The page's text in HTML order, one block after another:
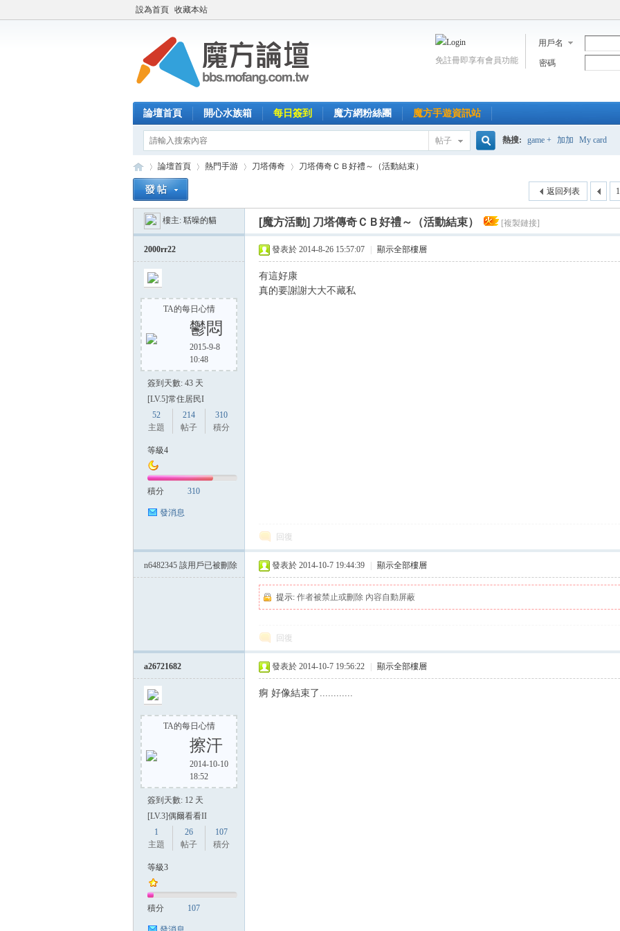
設為首頁 收藏本站
用戶名
密碼
免註冊即享有會員功能
論壇首頁 開心水族箱 每日簽到 魔方網粉絲團 魔方手遊資訊站
帖子
索
熱搜: game + 加加 My card
方
»
論壇首頁 熱門手游 刀塔傳奇
›
刀塔傳奇ＣＢ好禮～（活動結束）
1
返回列表
樓主: 聒噪的貓 [魔方活動] 刀塔傳奇ＣＢ好禮～（活動結束） [複製鏈接]
2000rr22
TA的每日心情
鬱悶
2015-9-8
10:48
簽到天數: 43 天
[LV.5]常住居民I
52
主題
214
帖子
310
積分
等級4
積分 310
發消息
發表於 2014-8-26 15:57:07 顯示全部樓層
有這好康
真的要謝謝大大不藏私
回復
n6482345 該用戶已被刪除 發表於 2014-10-7 19:44:39 顯示全部樓層
提示: 作者被禁止或刪除 內容自動屏蔽
回復
a26721682
TA的每日心情
擦汗
2014-10-10
18:52
簽到天數: 12 天
[LV.3]偶爾看看II
1
主題
26
帖子
107
積分
等級3
積分 107
發表於 2014-10-7 19:56:22 顯示全部樓層
痾 好像結束了............